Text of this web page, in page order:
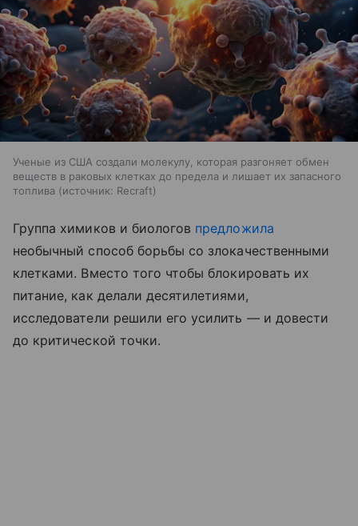
Ученые из США создали молекулу, которая разгоняет обмен
веществ в раковых клетках до предела и лишает их запасного
топлива
источник: Recraft
Группа химиков и биологов предложила
необычный способ борьбы со злокачественными
клетками. Вместо того чтобы блокировать их
питание, как делали десятилетиями,
исследователи решили его усилить — и довести
до критической точки.